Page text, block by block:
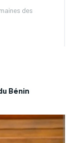
des
Bénin